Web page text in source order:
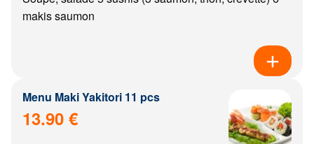
makis saumon
Menu Maki Yakitori 11 pcs
13.90 €